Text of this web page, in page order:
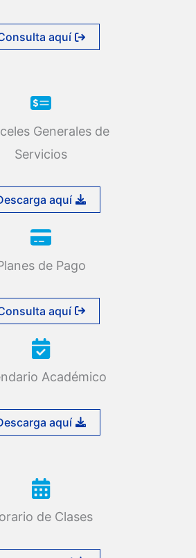
aquí
Generales de
Servicios
aquí
de Pago
aquí
Académico
aquí
de Clases